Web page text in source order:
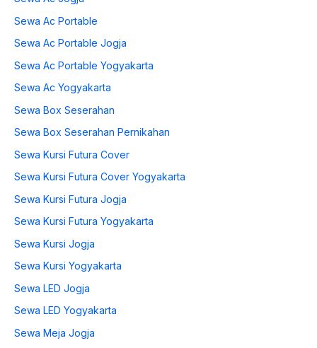
Sewa Ac Portable
Sewa Ac Portable Jogja
Sewa Ac Portable Yogyakarta
Sewa Ac Yogyakarta
Sewa Box Seserahan
Sewa Box Seserahan Pernikahan
Sewa Kursi Futura Cover
Sewa Kursi Futura Cover Yogyakarta
Sewa Kursi Futura Jogja
Sewa Kursi Futura Yogyakarta
Sewa Kursi Jogja
Sewa Kursi Yogyakarta
Sewa LED Jogja
Sewa LED Yogyakarta
Sewa Meja Jogja